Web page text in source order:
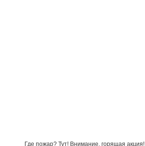
Где пожар? Тут! Внимание, горящая акция!